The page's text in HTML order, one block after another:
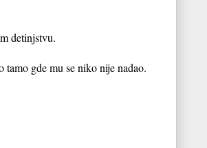
detinjstvu.
gde mu se niko nije nadao.